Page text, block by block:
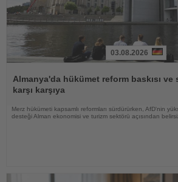
Oku
03.08.2026
Almanya'da hükümet reform baskısı
karşı karşıya
Merz hükümeti kapsamlı reformları sürdürürken, AfD'nin
desteği Alman ekonomisi ve turizm sektörü açısından